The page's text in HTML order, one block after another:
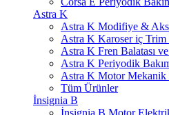
Astra K
Astra K Modifiye &
Astra K Karoser iç Trim
Astra K Fren Balatası
Astra K Periyodik
Astra K Motor Mekanik
Tüm Ürünler
İnsignia B
İnsignia B Motor